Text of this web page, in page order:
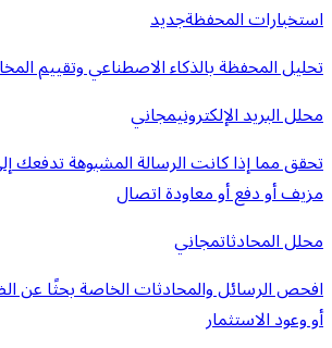
استخبارات المحفظةجديد
تحليل المحفظة بالذكاء الاصطناعي وتقييم
محلل البريد الإلكترونيمجاني
تحقق مما إذا كانت الرسالة المشبوهة
مزيف أو دفع أو معاودة اتصال
محلل المحادثاتمجاني
افحص الرسائل والمحادثات الخاصة بحثًا عن
أو وعود الاستثمار